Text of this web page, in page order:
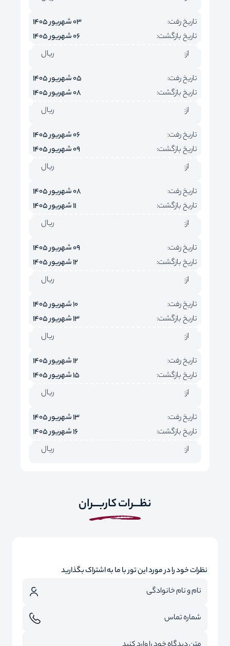
تاریخ رفت:
03 شهریور 1405
تاریخ بازگشت:
06 شهریور 1405
از:
ریال
تاریخ رفت:
05 شهریور 1405
تاریخ بازگشت:
08 شهریور 1405
از:
ریال
تاریخ رفت:
06 شهریور 1405
تاریخ بازگشت:
09 شهریور 1405
از:
ریال
تاریخ رفت:
08 شهریور 1405
تاریخ بازگشت:
11 شهریور 1405
از:
ریال
تاریخ رفت:
09 شهریور 1405
تاریخ بازگشت:
12 شهریور 1405
از:
ریال
تاریخ رفت:
10 شهریور 1405
تاریخ بازگشت:
13 شهریور 1405
از:
ریال
تاریخ رفت:
12 شهریور 1405
تاریخ بازگشت:
15 شهریور 1405
از:
ریال
تاریخ رفت:
13 شهریور 1405
تاریخ بازگشت:
16 شهریور 1405
از:
ریال
نظـــرات کاربـــران
نظرات خود را در مورد این تور با ما به اشتراک بگذارید